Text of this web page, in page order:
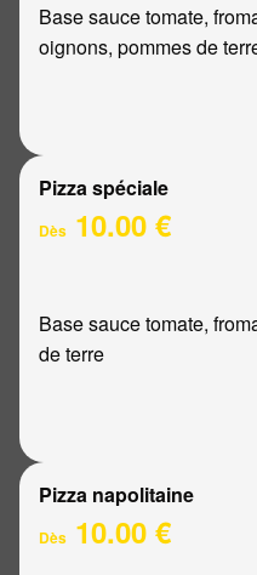
Base sauce tomate,
oignons, pommes de
Pizza spéciale
Dès 10.00 €
Base sauce tomate,
de terre
Pizza napolitaine
Dès 10.00 €